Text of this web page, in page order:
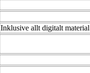
Inklusive allt digitalt material